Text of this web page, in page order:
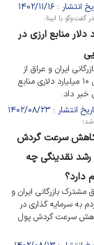
گفت‌وگو با ایبنا:
میلیارد دلار منابع ارزی در
ایران و عراق از
مراحل نهایی آزادسازی ۱۰ میلیارد دلاری منابع
خبر داد.
شد؛
سرعت گردش
نقدینگی چه
دارد؟
بازرگانی ایران و
به سرمایه گذاری در
کاهش سرعت گردش پول